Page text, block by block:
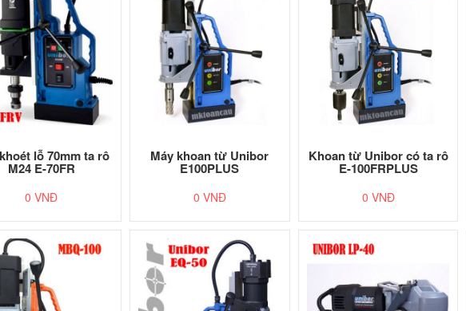
lỗ 70mm ta rô
M24 E-70FR
0 VNĐ
Máy khoan từ Unibor
E100PLUS
0 VNĐ
Khoan từ Unibor có ta rô
E-100FRPLUS
0 VNĐ